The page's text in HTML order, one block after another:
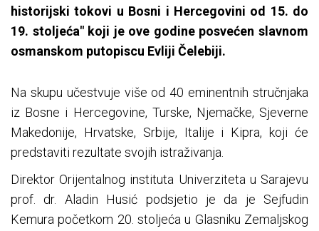
historijski tokovi u Bosni i Hercegovini od 15. do
19. stoljeća" koji je ove godine posvećen slavnom
osmanskom putopiscu Evliji Čelebiji.
Na skupu učestvuje više od 40 eminentnih stručnjaka
iz Bosne i Hercegovine, Turske, Njemačke, Sjeverne
Makedonije, Hrvatske, Srbije, Italije i Kipra, koji će
predstaviti rezultate svojih istraživanja.
Direktor Orijentalnog instituta Univerziteta u Sarajevu
prof. dr. Aladin Husić podsjetio je da je Sejfudin
Kemura početkom 20. stoljeća u Glasniku Zemaljskog